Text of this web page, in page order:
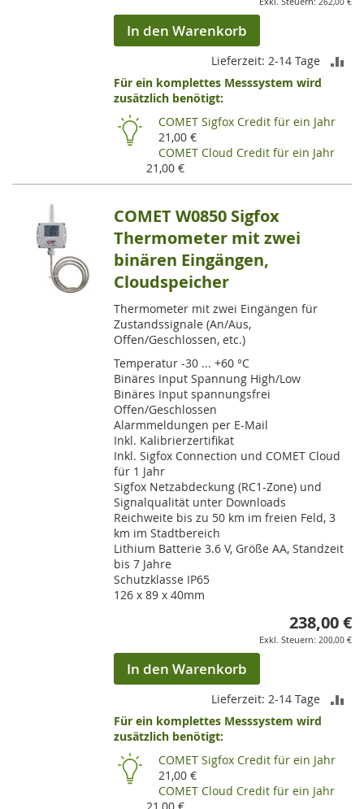
In den Warenkorb
Lieferzeit: 2-14 Tage
Für ein komplettes Messsystem wird
zusätzlich benötigt:
COMET Sigfox Credit für ein Jahr
21,00 €
COMET Cloud Credit für ein Jahr
21,00 €
COMET W0850 Sigfox
Thermometer mit zwei
binären Eingängen,
Cloudspeicher
Thermometer mit zwei Eingängen für
Zustandssignale (An/Aus,
Offen/Geschlossen, etc.)
Temperatur -30 ... +60 °C
Binäres Input Spannung High/Low
Binäres Input spannungsfrei
Offen/Geschlossen
Alarmmeldungen per E-Mail
Inkl. Kalibrierzertifikat
Inkl. Sigfox Connection und COMET Cloud
für 1 Jahr
Sigfox Netzabdeckung (RC1-Zone) und
Signalqualität unter Downloads
Reichweite bis zu 50 km im freien Feld, 3
km im Stadtbereich
Lithium Batterie 3.6 V, Größe AA, Standzeit
bis 7 Jahre
Schutzklasse IP65
126 x 89 x 40mm
238,00 €
200,00 €
In den Warenkorb
Lieferzeit: 2-14 Tage
Für ein komplettes Messsystem wird
zusätzlich benötigt:
COMET Sigfox Credit für ein Jahr
21,00 €
COMET Cloud Credit für ein Jahr